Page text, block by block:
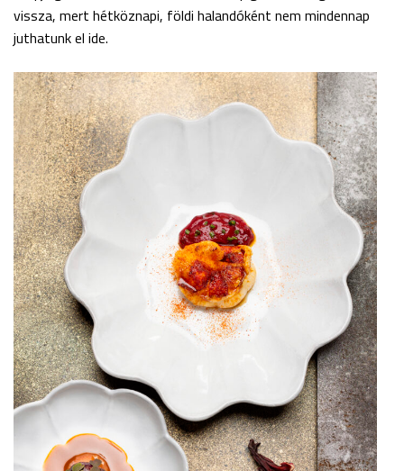
vissza, mert hétköznapi, földi halandóként nem mindennap
juthatunk el ide.